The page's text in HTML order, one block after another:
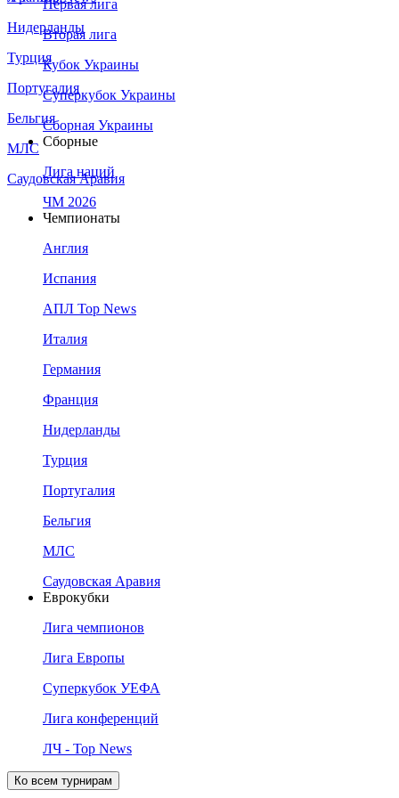
Нидерланды
Турция
Португалия
Бельгия
МЛС
Саудовская Аравия
Первая лига
Вторая лига
Кубок Украины
Суперкубок Украины
Сборная Украины
Сборные
Лига наций
ЧМ 2026
Чемпионаты
Англия
Испания
АПЛ Top News
Италия
Германия
Франция
Нидерланды
Турция
Португалия
Бельгия
МЛС
Саудовская Аравия
Еврокубки
Лига чемпионов
Лига Европы
Суперкубок УЕФА
Лига конференций
ЛЧ - Top News
Ко всем турнирам